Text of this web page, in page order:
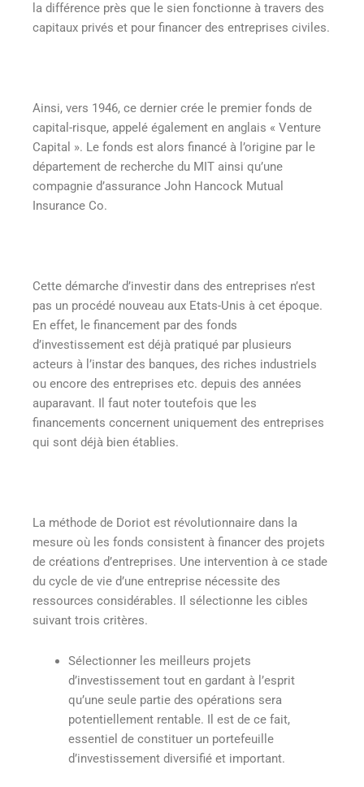
la différence près que le sien fonctionne à travers des
capitaux privés et pour financer des entreprises civiles.
Ainsi, vers 1946, ce dernier crée le premier fonds de
capital-risque, appelé également en anglais « Venture
Capital ». Le fonds est alors financé à l’origine par le
département de recherche du MIT ainsi qu’une
compagnie d’assurance John Hancock Mutual
Insurance Co.
Cette démarche d’investir dans des entreprises n’est
pas un procédé nouveau aux Etats-Unis à cet époque.
En effet, le financement par des fonds
d’investissement est déjà pratiqué par plusieurs
acteurs à l’instar des banques, des riches industriels
ou encore des entreprises etc. depuis des années
auparavant. Il faut noter toutefois que les
financements concernent uniquement des entreprises
qui sont déjà bien établies.
La méthode de Doriot est révolutionnaire dans la
mesure où les fonds consistent à financer des projets
de créations d’entreprises. Une intervention à ce stade
du cycle de vie d’une entreprise nécessite des
ressources considérables. Il sélectionne les cibles
suivant trois critères.
Sélectionner les meilleurs projets
d’investissement tout en gardant à l’esprit
qu’une seule partie des opérations sera
potentiellement rentable. Il est de ce fait,
essentiel de constituer un portefeuille
d’investissement diversifié et important.